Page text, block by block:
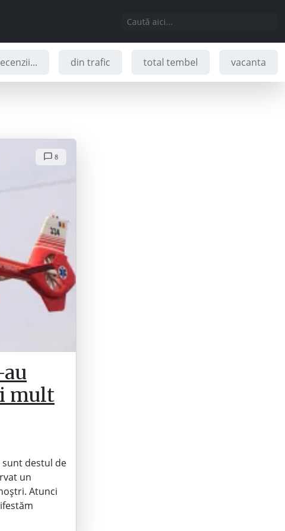
din trafic total tembel vacanta
8
mult
destul de
un
Atunci